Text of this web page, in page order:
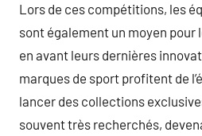
Lors de ces compétitions, les
sont également un moyen pour
en avant leurs dernières
marques de sport profitent de
lancer des collections
souvent très recherchés,